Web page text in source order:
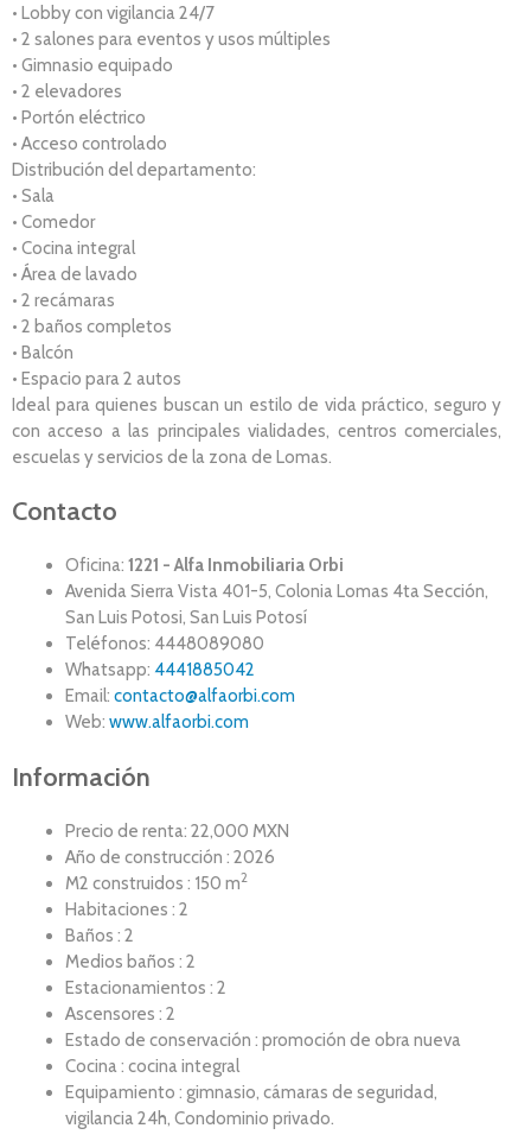
• Lobby con vigilancia 24/7
• 2 salones para eventos y usos múltiples
• Gimnasio equipado
• 2 elevadores
• Portón eléctrico
• Acceso controlado
Distribución del departamento:
• Sala
• Comedor
• Cocina integral
• Área de lavado
• 2 recámaras
• 2 baños completos
• Balcón
• Espacio para 2 autos
Ideal para quienes buscan un estilo de vida práctico, seguro y
con acceso a las principales vialidades, centros comerciales,
escuelas y servicios de la zona de Lomas.
Contacto
Oficina: 1221 - Alfa Inmobiliaria Orbi
Avenida Sierra Vista 401-5, Colonia Lomas 4ta Sección,
San Luis Potosi, San Luis Potosí
Teléfonos: 4448089080
Whatsapp: 4441885042
Email: contacto@alfaorbi.com
Web: www.alfaorbi.com
Información
Precio de renta: 22,000 MXN
Año de construcción : 2026
M2 construidos : 150 m2
Habitaciones : 2
Baños : 2
Medios baños : 2
Estacionamientos : 2
Ascensores : 2
Estado de conservación : promoción de obra nueva
Cocina : cocina integral
Equipamiento : gimnasio, cámaras de seguridad,
vigilancia 24h, Condominio privado.